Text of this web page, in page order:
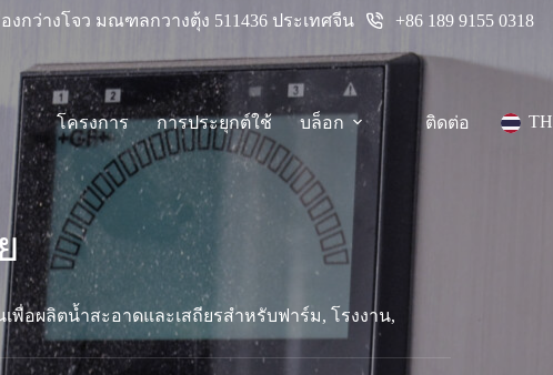
งกว่างโจว มณฑลกวางตุ้ง 511436 ประเทศจีน +86 189 9155 0318
โครงการ การประยุกต์ใช้ บล็อก ติดต่อ TH
อผลิตน้ำสะอาดและเสถียรสำหรับฟาร์ม, โรงงาน,